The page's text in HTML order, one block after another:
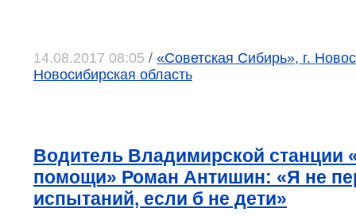
14.08.2017 08:05 / «Советская Сибирь», г.
Новосибирская область
Водитель Владимирской станции
помощи» Роман Антишин: «Я не
испытаний, если б не дети»